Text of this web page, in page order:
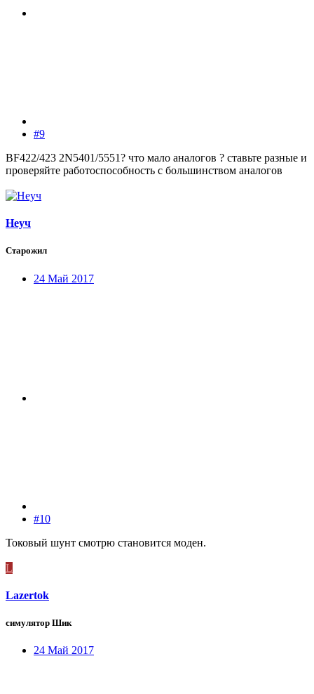
#9
BF422/423 2N5401/5551? что мало аналогов ? ставьте разные и
проверяйте работоспособность с большинством аналогов
Неуч
Старожил
24 Май 2017
#10
Токовый шунт смотрю становится моден.
L
Lazertok
симулятор Шик
24 Май 2017